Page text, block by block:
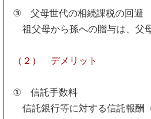
③ 父母世代の相続課税の回避
祖父母から孫への贈与は、父
（２） デメリット
① 信託手数料
信託銀行等に対する信託報酬